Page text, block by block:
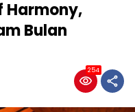
Harmony,
Bulan
254